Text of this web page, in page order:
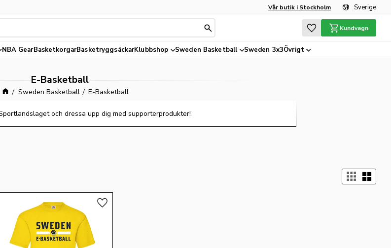
Vår butik i Stockholm Sverige
Favoriter
Kundvagn
NBA GearBasketkorgarBasketryggsäckarKlubbshop Sweden Basketball Sweden 3x3Övrigt
E-Basketball
Sweden Basketball E-Basketball
och dressa upp dig med supporterprodukter!
Lägg till i favoriter